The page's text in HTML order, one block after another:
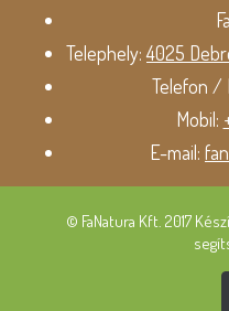
Telephely:4025
Telefon /
Mobil:
E-mail:
© FaNatura Kft. 2017